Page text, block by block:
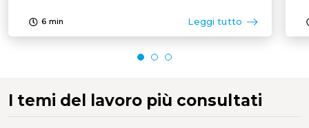
6 min Leggi tutto
I temi del lavoro più consultati